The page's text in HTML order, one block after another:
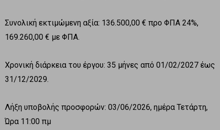
Συνολική εκτιμώμενη αξία: 136.500,00 € προ ΦΠΑ 24%,
169.260,00 € με ΦΠΑ.
Χρονική διάρκεια του έργου: 35 μήνες από 01/02/2027 έως
31/12/2029.
Λήξη υποβολής προσφορών: 03/06/2026, ημέρα Τετάρτη,
Ώρα 11:00 πμ